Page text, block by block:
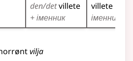
den/detvillete
+ іменник
villete
іменник
vilja